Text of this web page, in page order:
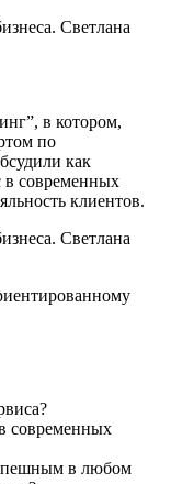
в котором,
по
как
в современных
клиентов.
современных
в любом